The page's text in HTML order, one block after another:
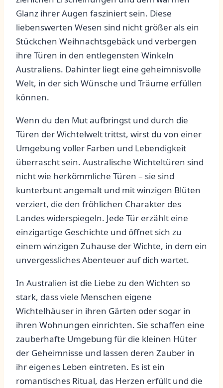
Glanz⁣ ihrer Augen‌ fasziniert sein. ‌Diese
liebenswerten Wesen sind nicht größer als ‌ein
⁣Stückchen Weihnachtsgebäck‍ und verbergen‍
ihre Türen in den ‍entlegensten Winkeln
⁣Australiens. ⁤Dahinter liegt ‌eine geheimnisvolle⁤
Welt, in der sich⁣ Wünsche ‌und ⁢Träume erfüllen
können.
Wenn du den Mut aufbringst⁤ und durch die​
Türen der⁣ Wichtelwelt trittst, wirst du ​von einer
Umgebung voller Farben und‌ Lebendigkeit
überrascht⁤ sein. ‍Australische Wichteltüren‍ sind
nicht wie ⁣herkömmliche⁢ Türen – sie sind
kunterbunt angemalt und mit winzigen ​Blüten
verziert, die den fröhlichen Charakter des
Landes widerspiegeln. Jede‌ Tür erzählt eine
einzigartige ⁢Geschichte und‌ öffnet‍ sich zu
einem ​winzigen⁢ Zuhause ‌der‌ Wichte, in dem ein
unvergessliches⁢ Abenteuer ‌auf dich wartet.
In ⁤Australien ⁤ist die Liebe ⁣zu den Wichten ‌so
stark,⁤ dass ⁢viele Menschen eigene
Wichtelhäuser in ⁤ihren ⁢Gärten ⁢oder sogar⁤ in
ihren Wohnungen einrichten. ⁢Sie schaffen‍ eine
zauberhafte Umgebung⁢ für die kleinen Hüter
⁢der Geheimnisse und lassen⁢ deren Zauber in
⁣ihr eigenes Leben eintreten. Es ⁣ist ein
romantisches Ritual, das Herzen ​erfüllt ‍und die